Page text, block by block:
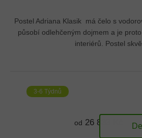
Postel Adriana Klasik má čelo s
působí odlehčeným dojmem a je
interiérů. Postel
3-6 Týdnů
od 26 833 Kč